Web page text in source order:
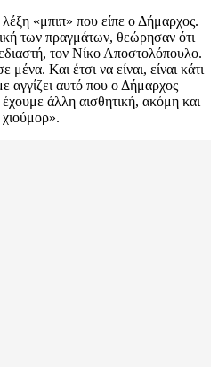
«μπιπ» που είπε ο Δήμαρχος.
των πραγμάτων, θεώρησαν ότι
τον Νίκο Αποστολόπουλο.
μένα. Και έτσι να είναι, είναι κάτι
αγγίζει αυτό που ο Δήμαρχος
άλλη αισθητική, ακόμη και
χιούμορ».